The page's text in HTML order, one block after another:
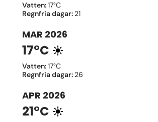
Vatten:17°C
Regnfria dagar: 21
MAR 2026
17°C
Vatten:17°C
Regnfria dagar: 26
APR 2026
21°C